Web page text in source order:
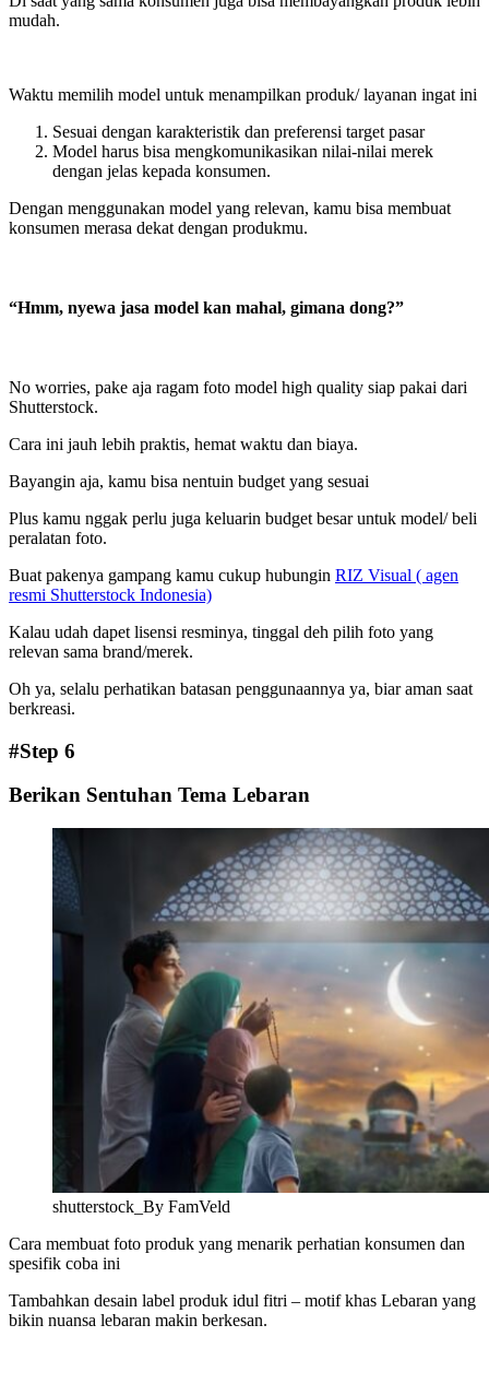
mudah.
Waktu memilih model untuk menampilkan produk/ layanan ingat ini
Sesuai dengan karakteristik dan preferensi target pasar
Model harus bisa mengkomunikasikan nilai-nilai merek
dengan jelas kepada konsumen.
Dengan menggunakan model yang relevan, kamu bisa membuat
konsumen merasa dekat dengan produkmu.
“Hmm, nyewa jasa model kan mahal, gimana dong?”
No worries, pake aja ragam foto model high quality siap pakai dari
Shutterstock.
Cara ini jauh lebih praktis, hemat waktu dan biaya.
Bayangin aja, kamu bisa nentuin budget yang sesuai
Plus kamu nggak perlu juga keluarin budget besar untuk model/ beli
peralatan foto.
Buat pakenya gampang kamu cukup hubungin RIZ Visual ( agen
resmi Shutterstock Indonesia)
Kalau udah dapet lisensi resminya, tinggal deh pilih foto yang
relevan sama brand/merek.
Oh ya, selalu perhatikan batasan penggunaannya ya, biar aman saat
berkreasi.
#Step 6
Berikan Sentuhan Tema Lebaran
shutterstock_By FamVeld
Cara membuat foto produk yang menarik perhatian konsumen dan
spesifik coba ini
Tambahkan desain label produk idul fitri – motif khas Lebaran yang
bikin nuansa lebaran makin berkesan.